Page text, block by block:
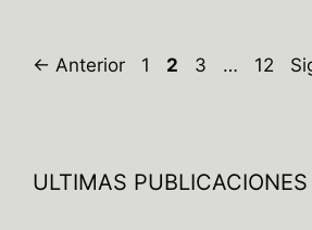
← Anterior Página
1 Página
2 Página
3 … Página
12
ULTIMAS PUBLICACIONES